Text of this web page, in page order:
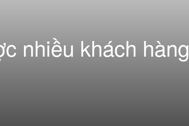
nhiều khách hàng